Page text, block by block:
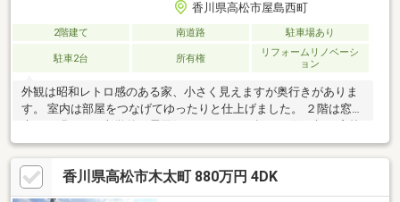
香川県高松市屋島西町
2階建て 南道路 駐車場あり
駐車2台 所有権
リフォームリノベーシ
ョン
外観は昭和レトロ感のある家、小さく見えますが奥行きがありま
す。 室内は部屋をつなげてゆったりと仕上げました。 ２階は窓が
などがかわいさを演出していて、レトロガラスも インテリアとし
て楽しめます。 玄関先にレンガ調の植木鉢などが似合いそうで
す。 駐車場は普通車１台＋軽１台。 トイレは１階と２階とも新品
交換済み。洗面台も新品です。
香川県高松市木太町 880万円 4DK